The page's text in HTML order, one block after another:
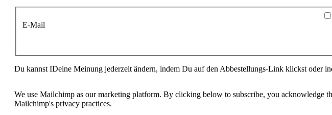
E-Mail
Du kannst IDeine Meinung jederzeit ändern, indem Du auf den Abbestellungs-Link klickst oder
We use Mailchimp as our marketing platform. By clicking below to subscribe, you acknowledge
Mailchimp's privacy practices.